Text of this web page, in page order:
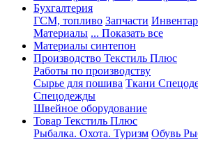
Бухгалтерия
ГСМ, топливо Запчасти
Материалы ... Показать все
Материалы синтепон
Производство Текстиль Плюс
Работы по производству
Сырье для пошива Ткани
Спецодежды
Швейное оборудование
Товар Текстиль Плюс
Рыбалка. Охота. Туризм Обувь